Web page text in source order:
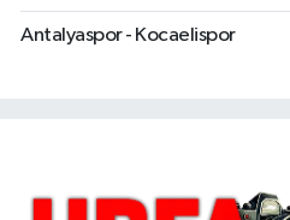
Antalyaspor - Kocaelispor